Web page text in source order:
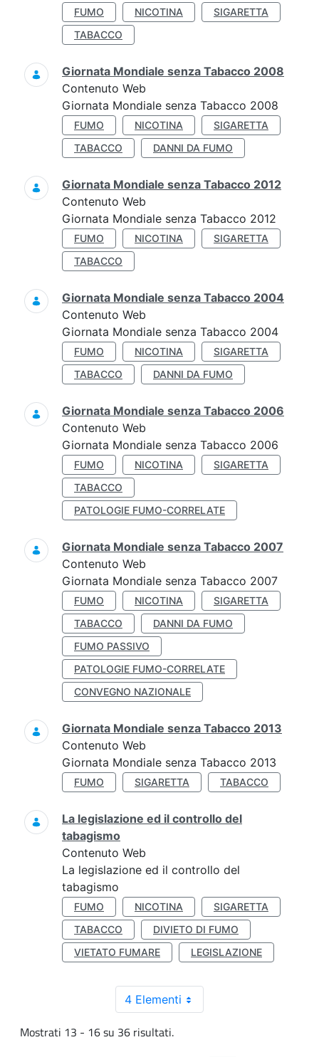
FUMO NICOTINA
SIGARETTA
TABACCO
Giornata Mondiale senza Tabacco 2008
Contenuto Web
Giornata Mondiale senza Tabacco 2008
FUMO NICOTINA
SIGARETTA
TABACCO
DANNI DA FUMO
Giornata Mondiale senza Tabacco 2012
Contenuto Web
Giornata Mondiale senza Tabacco 2012
FUMO NICOTINA
SIGARETTA
TABACCO
Giornata Mondiale senza Tabacco 2004
Contenuto Web
Giornata Mondiale senza Tabacco 2004
FUMO NICOTINA
SIGARETTA
TABACCO
DANNI DA FUMO
Giornata Mondiale senza Tabacco 2006
Contenuto Web
Giornata Mondiale senza Tabacco 2006
FUMO NICOTINA
SIGARETTA
TABACCO
PATOLOGIE FUMO-CORRELATE
Giornata Mondiale senza Tabacco 2007
Contenuto Web
Giornata Mondiale senza Tabacco 2007
FUMO NICOTINA
SIGARETTA
TABACCO
DANNI DA FUMO
FUMO PASSIVO
PATOLOGIE FUMO-CORRELATE
CONVEGNO NAZIONALE
Giornata Mondiale senza Tabacco 2013
Contenuto Web
Giornata Mondiale senza Tabacco 2013
FUMO SIGARETTA TABACCO
La legislazione ed il controllo del
tabagismo
Contenuto Web
La legislazione ed il controllo del
tabagismo
FUMO NICOTINA
SIGARETTA
TABACCO
DIVIETO DI FUMO
VIETATO FUMARE
LEGISLAZIONE
4 Elementi
Mostrati 13 - 16 su 36 risultati.